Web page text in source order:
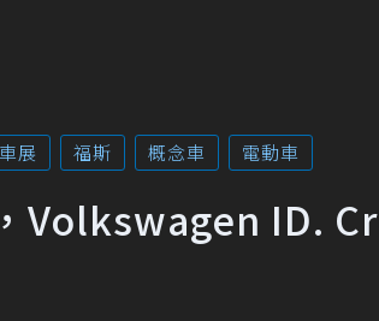
展 福斯 概念車 電動車
Volkswagen ID.